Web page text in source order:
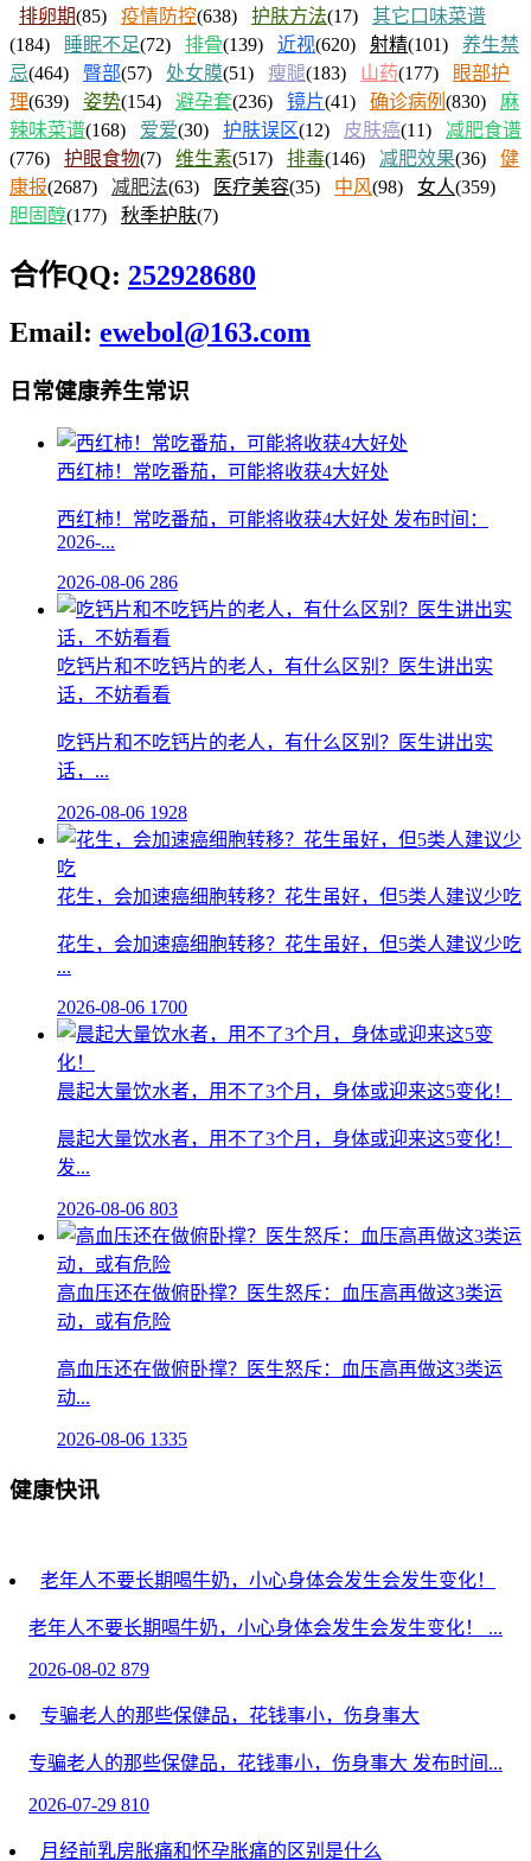
排卵期(85) 疫情防控(638) 护肤方法(17) 其它口味菜谱
(184)
睡眠不足(72) 排骨(139) 近视(620) 射精(101) 养生禁
忌(464) 臀部(57) 处女膜(51) 瘦腿(183) 山药(177)
眼部护
理(639) 姿势(154) 避孕套(236) 镜片(41) 确诊病例 (830) 麻
辣味菜谱(168) 爱爱(30) 护肤误区(12) 皮肤癌(11) 减肥食谱
(776) 护眼食物(7) 维生素(517) 排毒(146) 减肥效果(36) 健
康报(2687) 减肥法(63) 医疗美容(35) 中风(98) 女人(359)
胆固醇(177) 秋季护肤(7)
合作QQ: 252928680
Email: ewebol@163.com
日常健康养生常识
西红柿！常吃番茄，可能将收获4大好处
西红柿！常吃番茄，可能将收获4大好处 发布时间：
2026-...
2026-08-06 286
吃钙片和不吃钙片的老人，有什么区别？医生讲出实
话，不妨看看
吃钙片和不吃钙片的老人，有什么区别？医生讲出实
话，...
2026-08-06 1928
花生，会加速癌细胞转移？花生虽好，但5类人建议少吃
花生，会加速癌细胞转移？花生虽好，但5类人建议少吃
...
2026-08-06 1700
晨起大量饮水者，用不了3个月，身体或迎来这5变化！
晨起大量饮水者，用不了3个月，身体或迎来这5变化！
发...
2026-08-06 803
高血压还在做俯卧撑？医生怒斥：血压高再做这3类运
动，或有危险
高血压还在做俯卧撑？医生怒斥：血压高再做这3类运
动...
2026-08-06 1335
健康快讯
老年人不要长期喝牛奶，小心身体会发生会发生变化！
老年人不要长期喝牛奶，小心身体会发生会发生变化！ ...
2026-08-02 879
专骗老人的那些保健品，花钱事小，伤身事大
专骗老人的那些保健品，花钱事小，伤身事大 发布时间...
2026-07-29 810
月经前乳房胀痛和怀孕胀痛的区别是什么